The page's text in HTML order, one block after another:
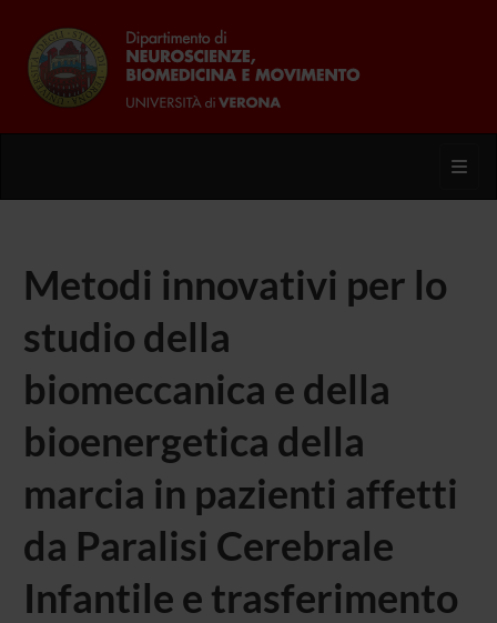
Metodi innovativi per lo
studio della
biomeccanica e della
bioenergetica della
marcia in pazienti affetti
da Paralisi Cerebrale
Infantile e trasferimento